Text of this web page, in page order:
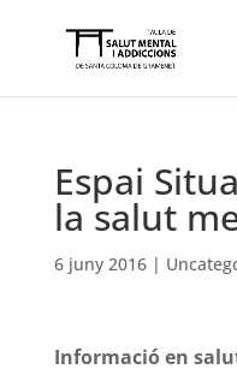
Espai
la salut
6 juny 2016|
Informació en